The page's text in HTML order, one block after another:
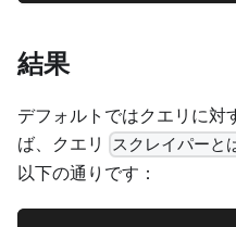
結果
デフォルトではクエリに対
ば、クエリ
スクレイパーと
以下の通りです：